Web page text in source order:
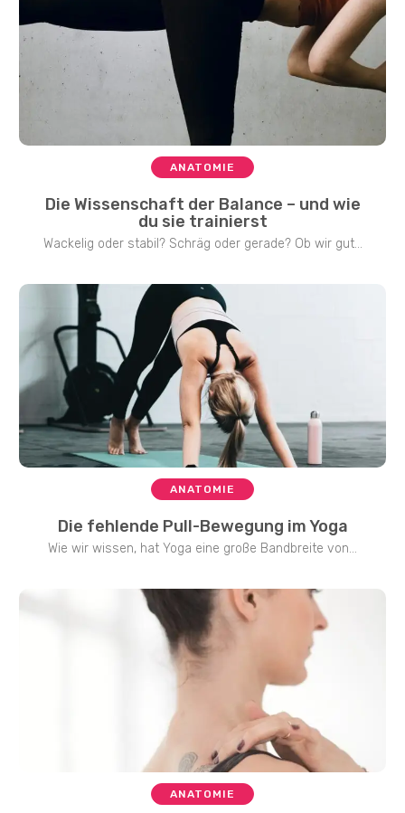
ANATOMIE
Die Wissenschaft der Balance – und wie
du sie trainierst
Wackelig oder stabil? Schräg oder gerade? Ob wir gut...
ANATOMIE
Die fehlende Pull-Bewegung im Yoga
Wie wir wissen, hat Yoga eine große Bandbreite von...
ANATOMIE